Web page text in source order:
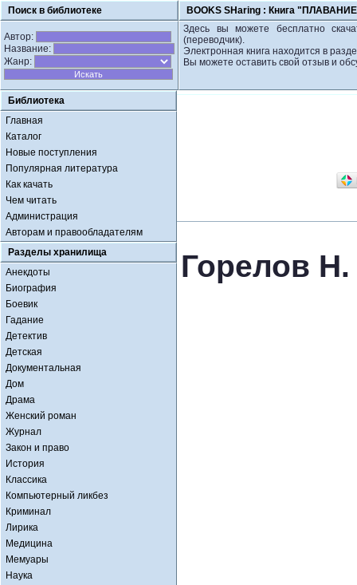
Поиск в библиотеке BOOKS SHaring : Книга
Автор:
Название:
Жанр:
Здесь вы можете бесплатно
(переводчик).
Электронная книга находится в
Вы можете оставить свой отзыв и
Библиотека
Главная
Каталог
Новые поступления
Популярная литература
Как качать
Чем читать
Администрация
Авторам и правообладателям
Разделы хранилища
Анекдоты
Биография
Боевик
Гадание
Детектив
Детская
Документальная
Дом
Драма
Женский роман
Журнал
Закон и право
История
Классика
Компьютерный ликбез
Криминал
Лирика
Медицина
Мемуары
Наука
Горелов